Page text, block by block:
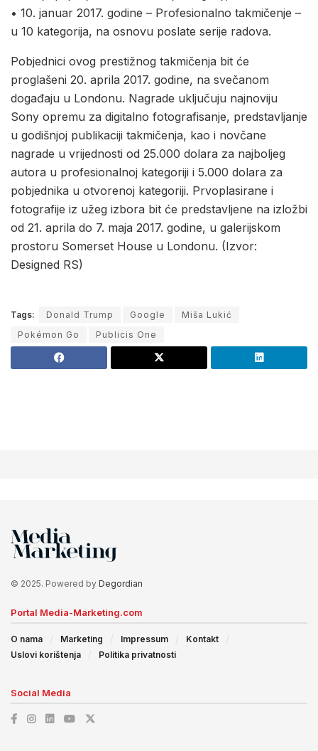
• 10. januar 2017. godine – Profesionalno takmičenje –
u 10 kategorija, na osnovu poslate serije radova.
Pobjednici ovog prestižnog takmičenja bit će
proglašeni 20. aprila 2017. godine, na svečanom
događaju u Londonu. Nagrade uključuju najnoviju
Sony opremu za digitalno fotografisanje, predstavljanje
u godišnjoj publikaciji takmičenja, kao i novčane
nagrade u vrijednosti od 25.000 dolara za najboljeg
autora u profesionalnoj kategoriji i 5.000 dolara za
pobjednika u otvorenoj kategoriji. Prvoplasirane i
fotografije iz užeg izbora bit će predstavljene na izložbi
od 21. aprila do 7. maja 2017. godine, u galerijskom
prostoru Somerset House u Londonu. (Izvor:
Designed RS)
Tags: Donald Trump Google
Miša Lukić
Pokémon Go
Publicis One
© 2025. Powered by Degordian
Portal Media-Marketing.com
O nama Marketing Impressum
Kontakt
Uslovi korištenja
Politika privatnosti
Social Media